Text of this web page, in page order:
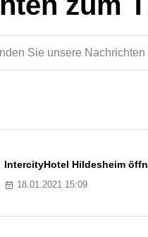
Sie unsere Nachrichten
IntercityHotel Hildesheim
18.01.2021 15:09